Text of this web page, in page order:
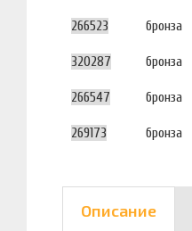
266523 бронза
320287 бронза
266547 бронза
269173 бронза
Описание